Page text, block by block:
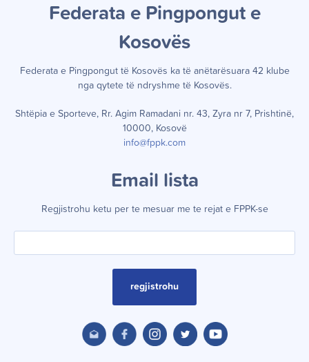
Federata e Pingpongut e
Kosovës
Federata e Pingpongut të Kosovës ka të anëtarësuara 42 klube
nga qytete të ndryshme të Kosovës.
Shtëpia e Sporteve, Rr. Agim Ramadani nr. 43, Zyra nr 7, Prishtinë,
10000, Kosovë
info@fppk.com
Email lista
Regjistrohu ketu per te mesuar me te rejat e FPPK-se
regjistrohu